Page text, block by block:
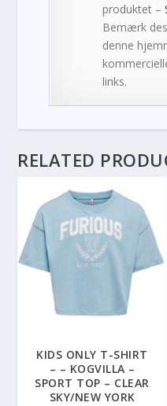
produktet –
Bemærk
denne
links.
RELATED
KIDS ONLY T-SHIRT
– – KOGVILLA –
SPORT TOP – CLEAR
SKY/NEW YORK